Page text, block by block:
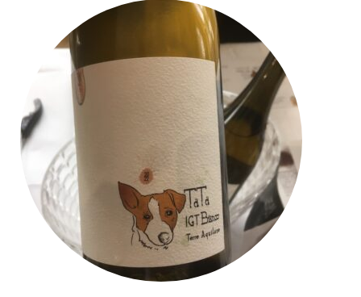
dove MANGIARE
cosa CUCINARE
dove ANDARE
Punti di vista e approfondimenti
Contatti